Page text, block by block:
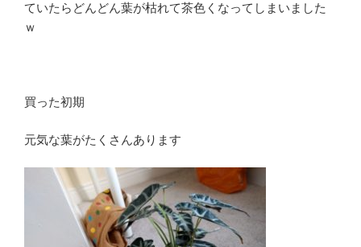
ていたらどんどん葉が枯れて茶色くなってしまいました
ｗ
買った初期
元気な葉がたくさんあります